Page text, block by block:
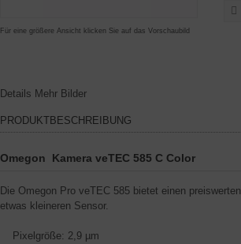
Für eine größere Ansicht klicken Sie auf das Vorschaubild
Details Mehr Bilder
PRODUKTBESCHREIBUNG
Omegon Kamera veTEC 585 C Color
Die Omegon Pro veTEC 585 bietet einen
etwas kleineren Sensor.
Pixelgröße: 2,9 µm